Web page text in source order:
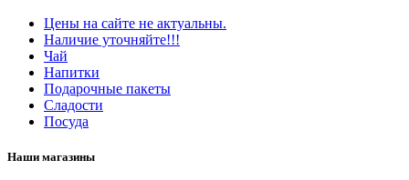
Цены на сайте не актуальны.
Наличие уточняйте!!!
Чай
Напитки
Подарочные пакеты
Сладости
Посуда
Наши магазины